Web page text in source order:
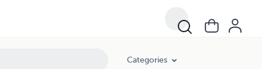
Categories